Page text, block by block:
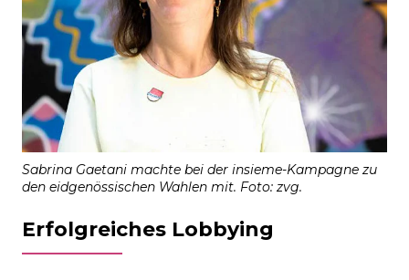
Sabrina Gaetani machte bei der insieme-Kampagne zu
den eidgenössischen Wahlen mit. Foto: zvg.
Erfolgreiches Lobbying